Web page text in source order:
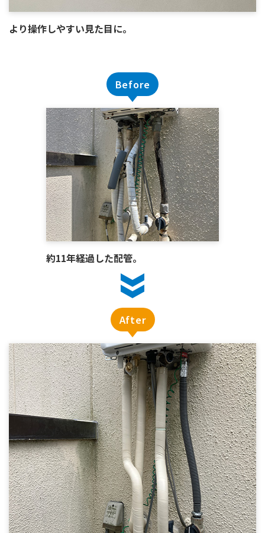
より操作しやすい見た目に。
Before
約11年経過した配管。
After